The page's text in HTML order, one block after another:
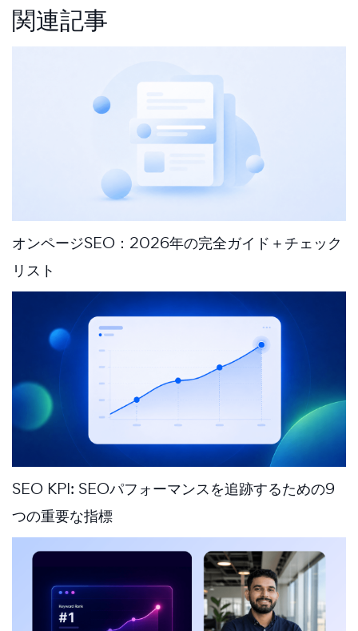
関連記事
オンページSEO：2026年の完全ガイド＋チェック
リスト
SEO KPI: SEOパフォーマンスを追跡するための9
つの重要な指標